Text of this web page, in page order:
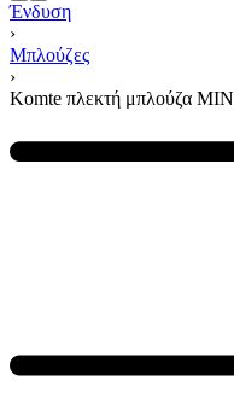
Ένδυση
›
Μπλούζες
›
Komte πλεκτή μπλούζα
navigation